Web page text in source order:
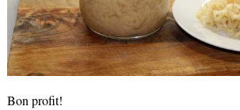
Bon profit!